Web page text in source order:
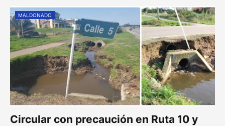
MALDONADO
Circular con precaución en Ruta 10 y